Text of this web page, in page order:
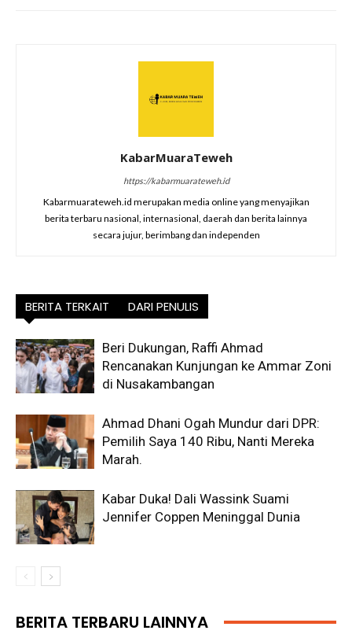
KabarMuaraTeweh
https://kabarmuarateweh.id
Kabarmuarateweh.id merupakan media online yang menyajikan
berita terbaru nasional, internasional, daerah dan berita lainnya
secara jujur, berimbang dan independen
BERITA TERKAIT DARI PENULIS
Beri Dukungan, Raffi Ahmad
Rencanakan Kunjungan ke Ammar Zoni
di Nusakambangan
Ahmad Dhani Ogah Mundur dari DPR:
Pemilih Saya 140 Ribu, Nanti Mereka
Marah.
Kabar Duka! Dali Wassink Suami
Jennifer Coppen Meninggal Dunia
BERITA TERBARU LAINNYA